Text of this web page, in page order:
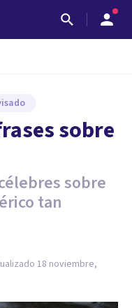
sobre
sobre
tan
18 noviembre,